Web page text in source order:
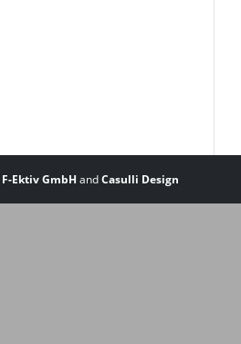
F-Ektiv GmbH andCasulli Design